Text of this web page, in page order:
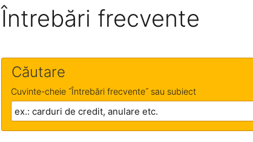
Întrebări frecvente
Căutare
Cuvinte-cheie ˝Întrebări frecvente˝ sau subiect